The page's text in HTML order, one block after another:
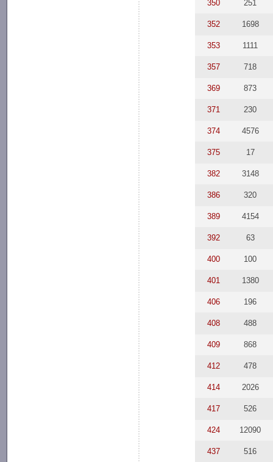
350 251
352 1698
353 1111
357 718
369 873
371 230
374 4576
375 17
382 3148
386 320
389 4154
392 63
400 100
401 1380
406 196
408 488
409 868
412 478
414 2026
417 526
424 12090
437 516